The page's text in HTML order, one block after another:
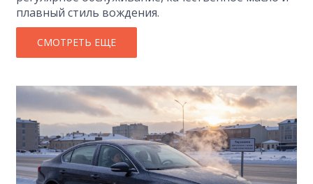
плавный стиль вождения.
СМОТРЕТЬ ЕЩЕ